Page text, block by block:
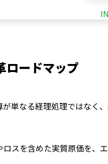
ロードマップ
単なる経理処理ではなく
スを含めた実質原価を、